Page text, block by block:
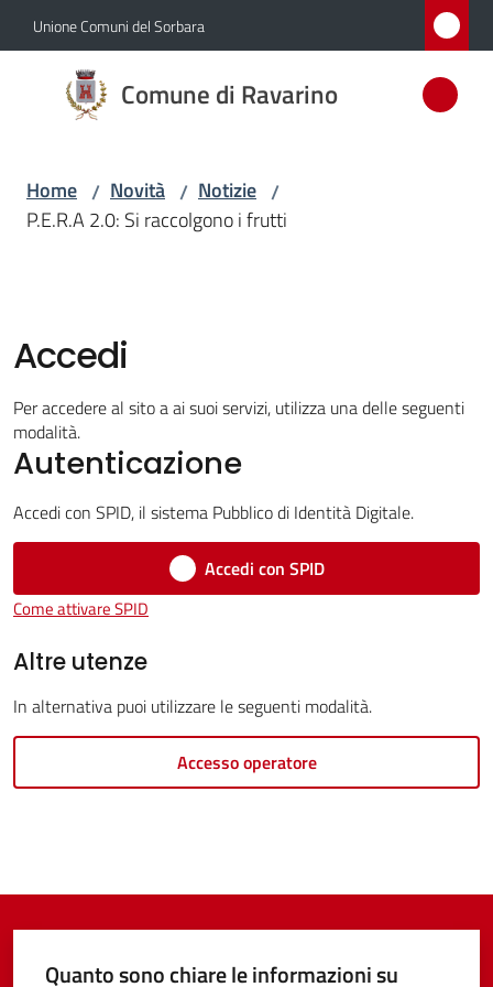
Vai al contenuto
Vai alla navigazione
Vai al footer
Unione Comuni del Sorbara
Comune di Ravarino
Comune
di
Servizi
Vivere
Ravarino
Tutti
argomenti...
su
Home / Novità / Notizie /
P.E.R.A 2.0: Si raccolgono i frutti
Accedi
Per accedere al sito a ai suoi servizi, utilizza una delle seguenti
modalità.
Autenticazione
Accedi con SPID, il sistema Pubblico di Identità Digitale.
Accedi con SPID
Come attivare SPID
Altre utenze
In alternativa puoi utilizzare le seguenti modalità.
Accesso operatore
Quanto sono chiare le informazioni su